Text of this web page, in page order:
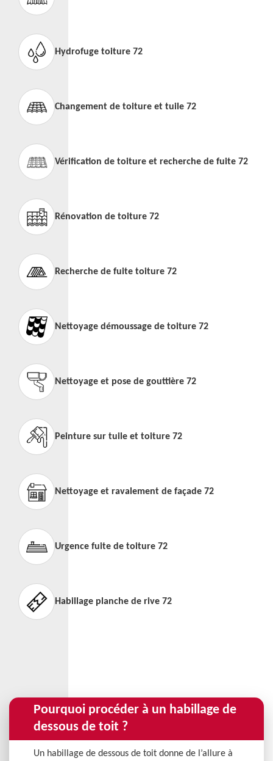
Hydrofuge toiture 72
Changement de toiture et tuile 72
Vérification de toiture et recherche de fuite 72
Rénovation de toiture 72
Recherche de fuite toiture 72
Nettoyage démoussage de toiture 72
Nettoyage et pose de gouttière 72
Peinture sur tuile et toiture 72
Nettoyage et ravalement de façade 72
Urgence fuite de toiture 72
Habillage planche de rive 72
Pourquoi procéder à un habillage de
dessous de toit ?
Un habillage de dessous de toit donne de l’allure à